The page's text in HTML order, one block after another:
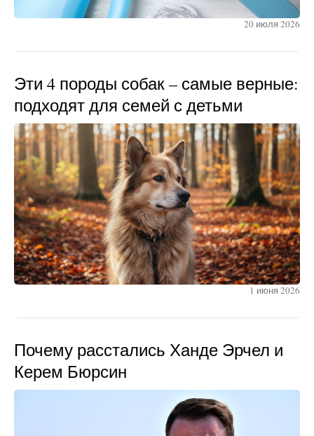
20 июля 2026
Эти 4 породы собак – самые верные:
подходят для семей с детьми
1 июня 2026
Почему расстались Ханде Эрчел и
Керем Бюрсин